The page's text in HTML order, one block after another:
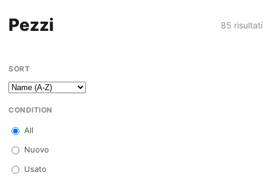
Pezzi 85 risultati
SORT
CONDITION
All
Nuovo
Usato